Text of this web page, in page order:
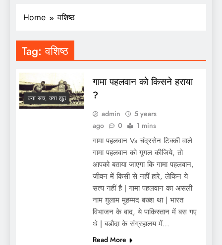
Home वशिष्ठ
Tag:वशिष्ठ
क्या सच, क्या झूठ
गामा पहलवान को किसने हराया
?
admin
5 years
ago
0 1 mins
गामा पहलवान Vs चंद्रसेन टिक्की वाले
गामा पहलवान को गूगल कीजिये, तो
आपको बताया जाएगा कि गामा पहलवान,
जीवन में किसी से नहीं हारे, लेकिन ये
सत्य नहीं है | गामा पहलवान का असली
नाम ग़ुलाम मुहम्मद बख्श था | भारत
विभाजन के बाद, ये पाकिस्तान में बस गए
थे | बडौदा के संग्रहालय में…
Read More